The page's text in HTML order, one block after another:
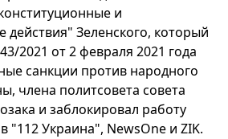
и
действия" Зеленского, который
2021 от 2 февраля 2021 года
санкции против народного
члена политсовета совета
и заблокировал работу
"112 Украина", NewsOne и ZIK.